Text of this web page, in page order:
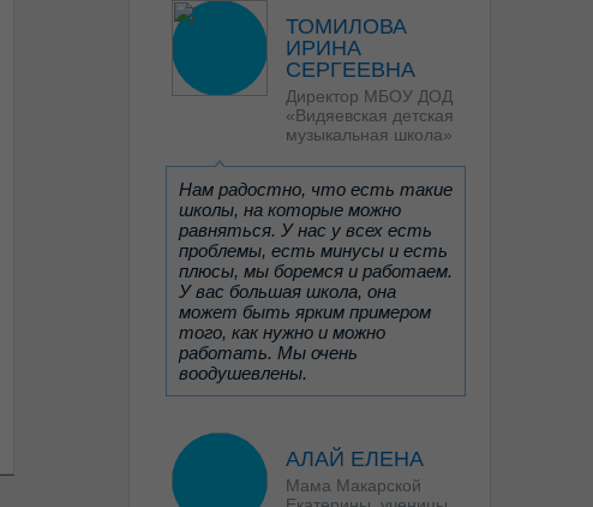
ТОМИЛОВА
ИРИНА
СЕРГЕЕВНА
Директор МБОУ ДОД
«Видяевская детская
музыкальная школа»
Нам радостно, что есть такие
школы, на которые можно
равняться. У нас у всех есть
проблемы, есть минусы и есть
плюсы, мы боремся и работаем.
У вас большая школа, она
может быть ярким примером
того, как нужно и можно
работать. Мы очень
воодушевлены.
АЛАЙ ЕЛЕНА
Мама Макарской